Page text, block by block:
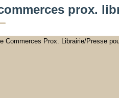
prox.
Prox. Librairie/Presse